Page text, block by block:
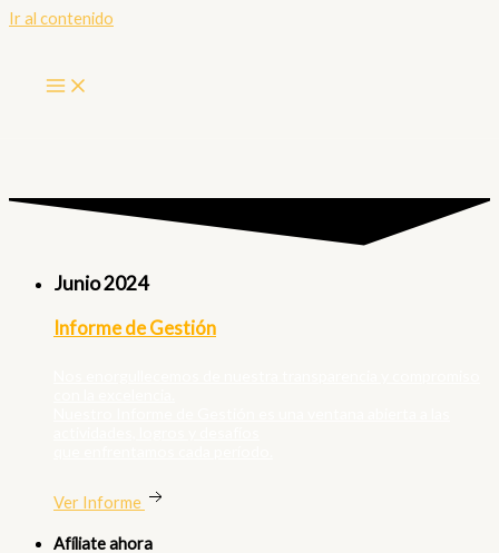
Ir al contenido
Junio 2024
Informe de Gestión
Ver Informe
Afíliate ahora